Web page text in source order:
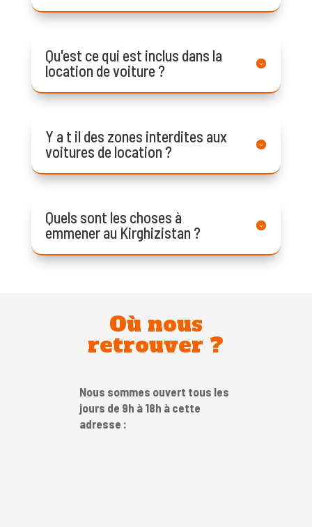
Qu'est ce qui est inclus dans la
location de voiture ?
Y a t il des zones interdites aux
voitures de location ?
Quels sont les choses à
emmener au Kirghizistan ?
Où nous
retrouver ?
Nous sommes ouvert tous les
jours de 9h à 18h à cette
adresse :